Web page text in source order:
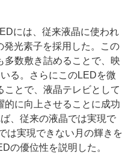
には、従来液晶に使われ
発光素子を採用した。この
数敷き詰めることで、映
る。さらにこのLEDを微
とで、液晶テレビとして
的に向上させることに成功
、従来の液晶では実現で
は実現できない月の輝きを
の優位性を説明した。